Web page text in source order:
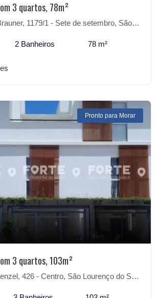
3 quartos, 78m²
1179/1 - Sete de setembro, São Lourenço do Sul-RS
2 Banheiros 78 m²
Pronto para Morar
3 quartos, 103m²
426 - Centro, São Lourenço do Sul-RS